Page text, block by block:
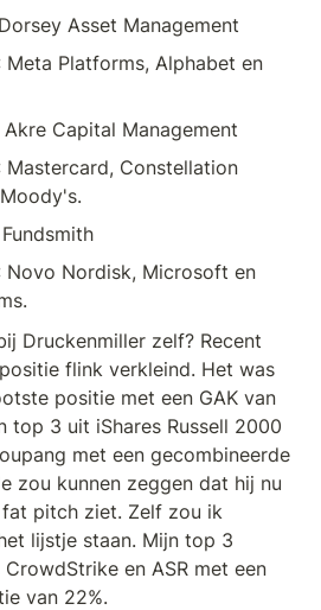
Asset Management
Meta Platforms, Alphabet en
Akre Capital Management
Mastercard, Constellation
Novo Nordisk, Microsoft en
Druckenmiller zelf? Recent
flink verkleind. Het was
positie met een GAK van
top 3 uit iShares Russell 2000
met een gecombineerde
zou kunnen zeggen dat hij nu
pitch ziet. Zelf zou ik
lijstje staan. Mijn top 3
en ASR met een
van 22%.